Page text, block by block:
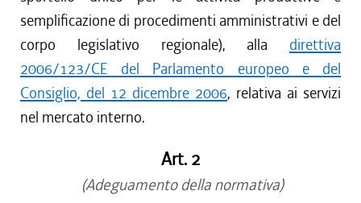
semplificazione di procedimenti amministrativi e del
corpo legislativo regionale), alla direttiva
2006/123/CE del Parlamento europeo e del
Consiglio, del 12 dicembre 2006, relativa ai servizi
nel mercato interno.
Art. 2
(Adeguamento della normativa)